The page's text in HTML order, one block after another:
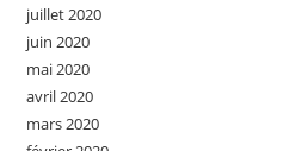
juillet 2020
juin 2020
mai 2020
avril 2020
mars 2020